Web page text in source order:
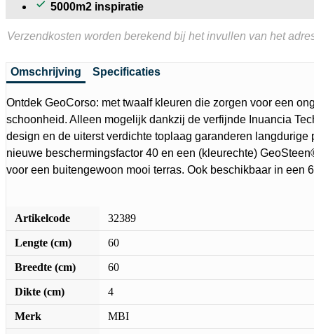
5000m2 inspiratie
Verzendkosten worden berekend bij het invullen van het
Omschrijving Specificaties
Ontdek GeoCorso: met twaalf kleuren die zorgen voor een
schoonheid. Alleen mogelijk dankzij de verfijnde Inuancia
design en de uiterst verdichte toplaag garanderen langdurige
nieuwe beschermingsfactor 40 en een (kleurechte)
voor een buitengewoon mooi terras. Ook beschikbaar in een
Artikelcode 32389
Lengte (cm) 60
Breedte (cm) 60
Dikte (cm) 4
Merk MBI